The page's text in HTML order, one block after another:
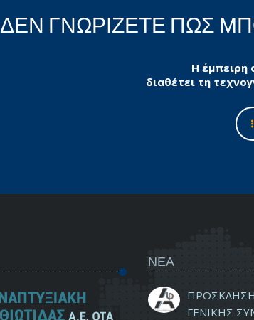
ΔΕΝ ΓΝΩΡΙΖΕΤΕ ΠΩΣ
Η έμπειρη
διαθέτει τη
ΝΕΑ
ΓΕΝΙΚΗΣ